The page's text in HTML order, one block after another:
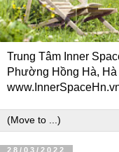
Trung Tâm Inner
Phường Hồng Hà,
28/03/2022